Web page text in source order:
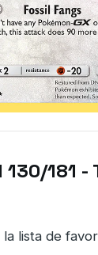
181 -
lista de